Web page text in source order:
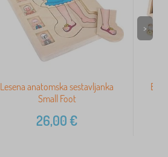
Lesena anatomska sestavljanka
Small Foot
26,00€
>